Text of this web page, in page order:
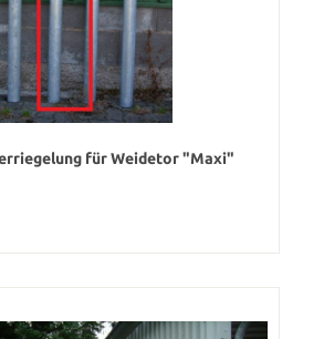
für Weidetor "Maxi"